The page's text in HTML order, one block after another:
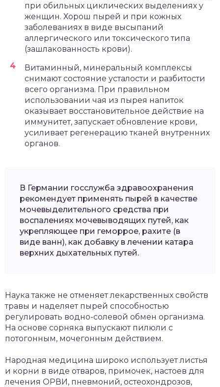
при обильных циклических выделениях у
женщин. Хорош пырей и при кожных
заболеваниях в виде высыпаний
аллергического или токсического типа
(зашлакованность крови).
Витаминный, минеральный комплексы
снимают состояние усталости и разбитости
всего организма. При правильном
использовании чая из пырея напиток
оказывает восстановительное действие на
иммунитет, запускает обновление крови,
усиливает регенерацию тканей внутренних
органов.
В Германии госслужба здравоохранения
рекомендует применять пырей в качестве
мочевыделительного средства при
воспалениях мочевыводящих путей, как
укрепляющее при геморрое, рахите (в
виде ванн), как добавку в лечении катара
верхних дыхательных путей.
Наука также не отменяет лекарственных свойств
травы и наделяет пырей способностью
регулировать водно-солевой обмен организма.
На основе сорняка выпускают пилюли с
потогонным, мочегонным действием.
Народная медицина широко использует листья
и корни в виде отваров, примочек, настоев для
лечения ОРВИ, пневмоний, остеохондрозов,